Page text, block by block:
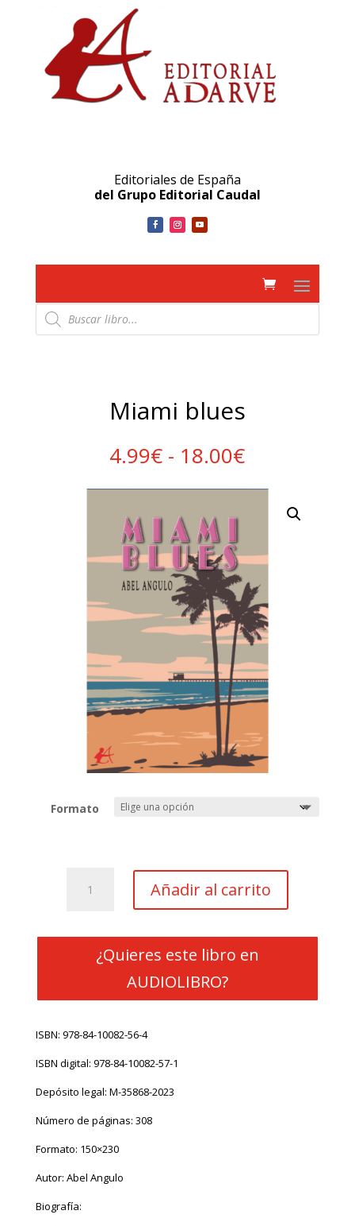
Editoriales de España
del Grupo Editorial Caudal
Búsqueda
de
productos
Miami blues
4.99€ - 18.00€Rango
de
precios:
desde
4.99€
18.00€
Formato
blues
Añadir al carrito
¿Quieres este libro en
AUDIOLIBRO?
ISBN: 978-84-10082-56-4
ISBN digital: 978-84-10082-57-1
Depósito legal: M-35868-2023
Número de páginas: 308
Formato: 150×230
Autor: Abel Angulo
Biografía: